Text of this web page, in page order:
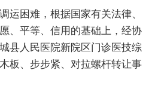
运困难，根据国家有关法律、
、平等、信用的基础上，经协
县人民医院新院区门诊医技综
板、步步紧、对拉螺杆转让事